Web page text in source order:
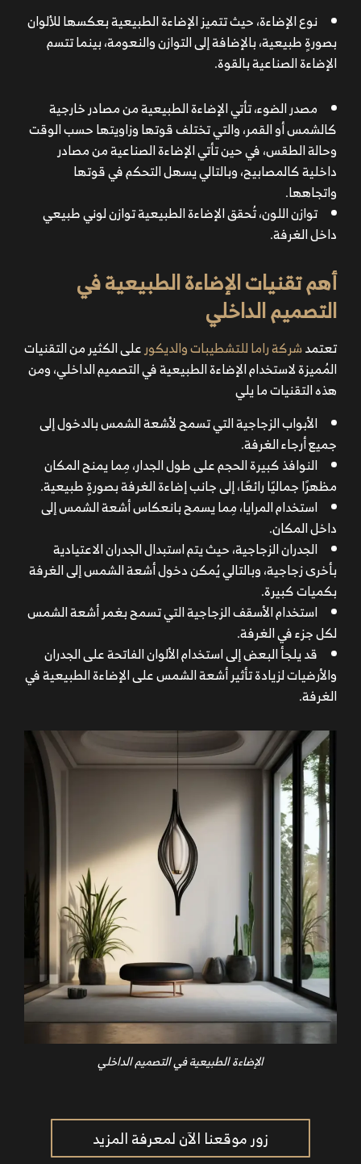
نوع الإضاءة، حيث تتميز الإضاءة الطبيعية بعكسها للألوان
بصورةٍ طبيعية، بالإضافة إلى التوازن والنعومة، بينما تتسم
الإضاءة الصناعية بالقوة.
مصدر الضوء، تأتي الإضاءة الطبيعية من مصادر خارجية
كالشمس أو القمر، والتي تختلف قوتها وزاويتها حسب الوقت
وحالة الطقس، في حين تأتي الإضاءة الصناعية من مصادر
داخلية كالمصابيح، وبالتالي يسهل التحكم في قوتها
واتجاهها.
توازن اللون، تُحقق الإضاءة الطبيعية توازن لوني طبيعي
داخل الغرفة.
أهم تقنيات الإضاءة الطبيعية في
التصميم الداخلي
تعتمدشركة راما للتشطيبات والديكورعلى الكثير من التقنيات
المُميزة لاستخدامالإضاءة الطبيعية في التصميم الداخلي، ومن
هذه التقنيات ما يلي
الأبواب الزجاجية التي تسمح لأشعة الشمس بالدخول إلى
جميع أرجاء الغرفة.
النوافذ كبيرة الحجم على طول الجدار، مِما يمنح المكان
مظهرًا جماليًا رائعًا، إلى جانب إضاءة الغرفة بصورةٍ طبيعية.
استخدام المرايا، مِما يسمح بانعكاس أشعة الشمس إلى
داخل المكان.
الجدران الزجاجية، حيث يتم استبدال الجدران الاعتيادية
بأخرى زجاجية، وبالتالي يُمكن دخول أشعة الشمس إلى الغرفة
بكميات كبيرة.
استخدام الأسقف الزجاجية التي تسمح بغمر أشعة الشمس
لكل جزء في الغرفة.
قد يلجأ البعض إلى استخدام الألوان الفاتحة على الجدران
والأرضيات لزيادة تأثير أشعة الشمس على الإضاءة الطبيعية في
الغرفة.
الإضاءة الطبيعية في التصميم الداخلي
زور موقعنا الآن لمعرفة المزيد